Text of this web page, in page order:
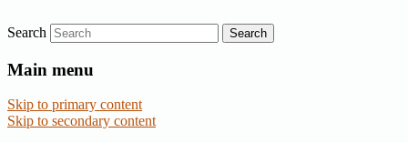
Fagpressen.eu
Nyheder om dansk EU-politik
Search
Main menu
Skip to primary content
Skip to secondary content